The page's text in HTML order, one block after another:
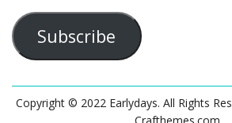
Subscribe
Copyright © 2022 Earlydays. All Rights